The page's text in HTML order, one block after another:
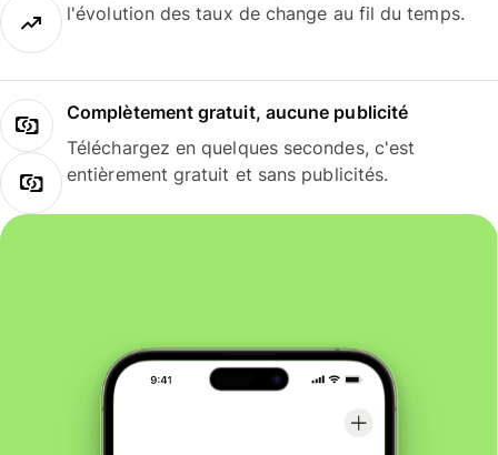
l'évolution des taux de change au fil du temps.
Complètement gratuit, aucune publicité
Téléchargez en quelques secondes, c'est
entièrement gratuit et sans publicités.